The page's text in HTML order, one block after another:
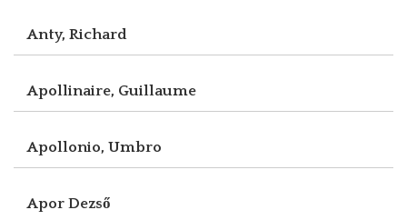
Anty, Richard
Apollinaire, Guillaume
Apollonio, Umbro
Apor Dezső